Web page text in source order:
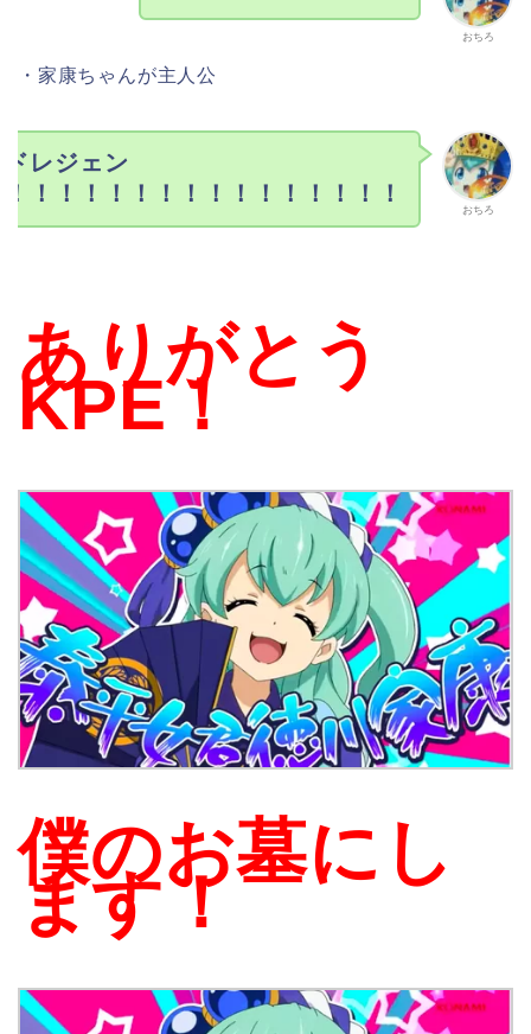
おちろ
・家康ちゃんが主人公
おちろ
レジェン
！！！！！！！！！！！！！！！
ありがとう
KPE！
僕のお墓にし
ます！